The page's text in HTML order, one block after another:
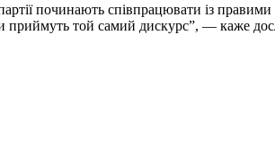
починають співпрацювати із
приймуть той самий дискурс”, — каже